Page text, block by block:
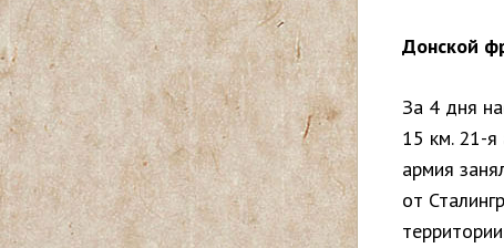
е
с
ь
Донской
За 4 дня
15 км. 21-я
армия
от